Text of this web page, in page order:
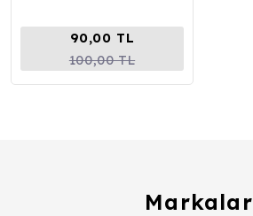
90,00 TL
100,00 TL
Markalar